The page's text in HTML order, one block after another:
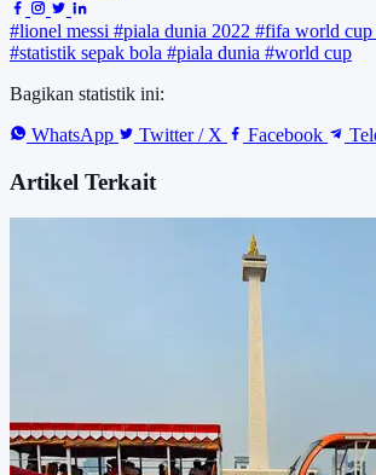
#lionel messi #piala dunia 2022 #fifa world cup
#statistik sepak bola #piala dunia #world cup
Bagikan statistik ini:
WhatsApp
Twitter / X Facebook
Artikel Terkait